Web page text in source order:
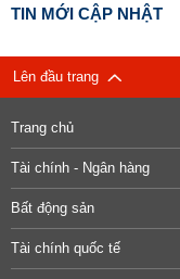
TIN MỚI CẬP NHẬT
Lên đầu trang
Trang chủ
Tài chính - Ngân hàng
Bất động sản
Tài chính quốc tế